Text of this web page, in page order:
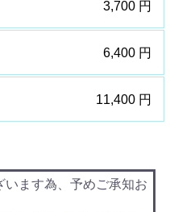
3,700 円
6,400 円
11,400 円
います為、予めご承知お